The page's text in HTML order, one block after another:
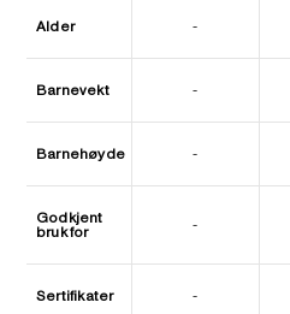
Alder -
Barnevekt -
Barnehøyde -
Godkjent
bruk for
-
Sertifikater -